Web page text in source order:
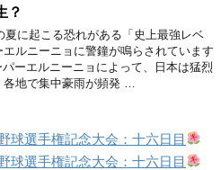
？
夏に起こる恐れがある「史上最強レベ
エルニーニョに警鐘が鳴らされています
ーエルニーニョによって、日本は猛烈
地で集中豪雨が頻発 …
球選手権記念大会：十六日目
球選手権記念大会：十六日目